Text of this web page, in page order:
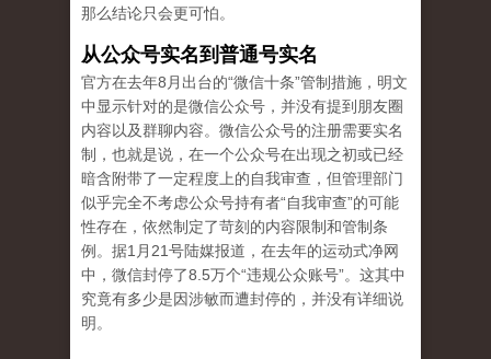
那么结论只会更可怕。
从公众号实名到普通号实名
官方在去年8月出台的“微信十条”管制措施，明文
中显示针对的是微信公众号，并没有提到朋友圈
内容以及群聊内容。微信公众号的注册需要实名
制，也就是说，在一个公众号在出现之初或已经
暗含附带了一定程度上的自我审查，但管理部门
似乎完全不考虑公众号持有者“自我审查”的可能
性存在，依然制定了苛刻的内容限制和管制条
例。据1月21号陆媒报道，在去年的运动式净网
中，微信封停了8.5万个“违规公众账号”。这其中
究竟有多少是因涉敏而遭封停的，并没有详细说
明。